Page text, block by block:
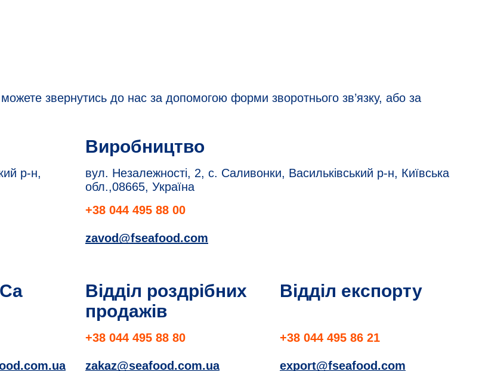
звернутись до нас за допомогою форми зворотнього зв’язку, або за
р-н,
Виробництво
вул. Незалежності, 2, с. Саливонки, Васильківський р-н, Київська
обл.,08665, Україна
+38 044 495 88 00
zavod@fseafood.com
Відділ роздрібних
продажів
+38 044 495 88 80
zakaz@seafood.com.ua
Відділ експорту
+38 044 495 86 21
export@fseafood.com